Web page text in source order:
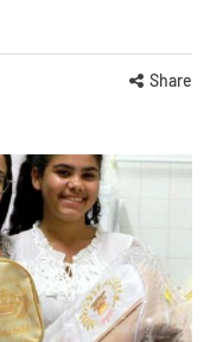
Share